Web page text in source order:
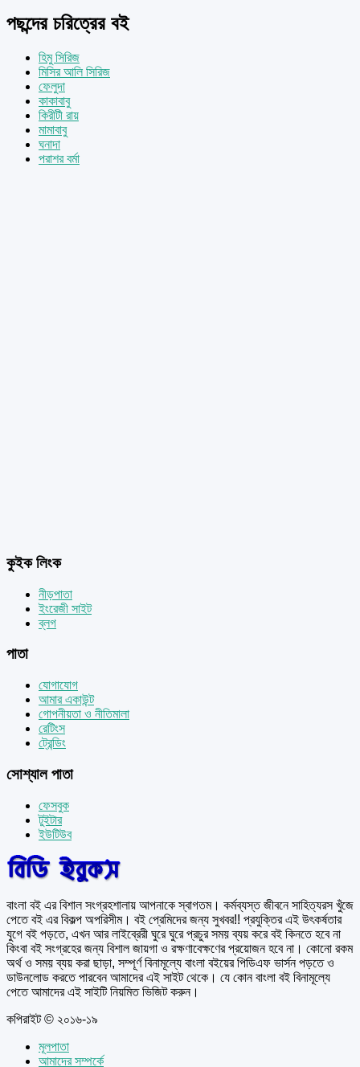
পছন্দের চরিত্রের বই
হিমু সিরিজ
মিসির আলি সিরিজ
ফেলুদা
কাকাবাবু
কিরীটী রায়
মামাবাবু
ঘনাদা
পরাশর বর্মা
কুইক লিংক
নীড়পাতা
ইংরেজী সাইট
ব্লগ
পাতা
যোগাযোগ
আমার একাউন্ট
গোপনীয়তা ও নীতিমালা
রেটিংস
ট্রেন্ডিং
সোশ্যাল পাতা
ফেসবুক
টুইটার
ইউটিউব
বাংলা বই এর বিশাল সংগ্রহশালায় আপনাকে স্বাগতম। কর্মব্যস্ত জীবনে সাহিত্যরস খুঁজে
পেতে বই এর বিকল্প অপরিসীম। বই প্রেমিদের জন্য সুখবর!! প্রযুক্তির এই উৎকর্ষতার
যুগে বই পড়তে, এখন আর লাইব্রেরী ঘুরে ঘুরে প্রচুর সময় ব্যয় করে বই কিনতে হবে না
কিংবা বই সংগ্রহের জন্য বিশাল জায়গা ও রক্ষণাবেক্ষণের প্রয়োজন হবে না। কোনো রকম
অর্থ ও সময় ব্যয় করা ছাড়া, সম্পূর্ণ বিনামূল্যে বাংলা বইয়ের পিডিএফ ভার্সন পড়তে ও
ডাউনলোড করতে পারবেন আমাদের এই সাইট থেকে। যে কোন বাংলা বই বিনামূল্যে
পেতে আমাদের এই সাইটি নিয়মিত ভিজিট করুন।
কপিরাইট © ২০১৬-১৯
মূলপাতা
আমাদের সম্পর্কে